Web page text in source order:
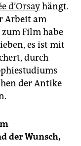
d’Orsayhängt.
Arbeit am
Film habe
es ist mit
durch
der Antike
der Wunsch,